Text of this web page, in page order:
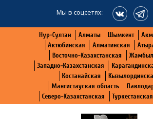
Мы в соцсетях:
Нур-Султан Алматы Шымкент
Актюбинская
Алматинская
Восточно-Казахстанская
Западно-Казахстанская
Костанайская
Мангистауская область
Северо-Казахстанская